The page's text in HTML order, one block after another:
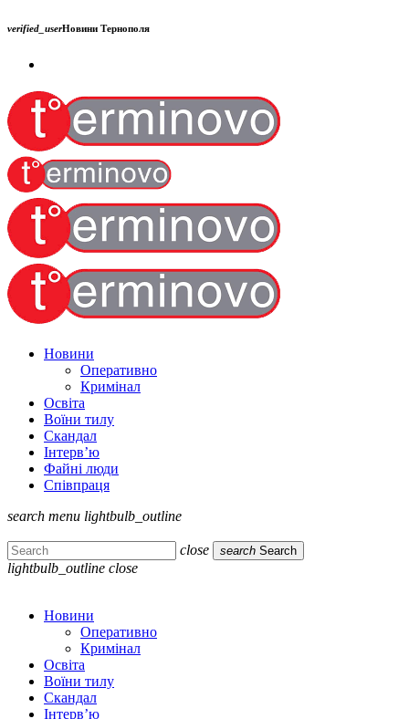
verified_userНовини Тернополя
Новини
Оперативно
Кримінал
Освіта
Воїни тилу
Скандал
Інтерв’ю
Файні люди
Співпраця
search menu lightbulb_outline
close search Search
lightbulb_outline close
Новини
Оперативно
Кримінал
Освіта
Воїни тилу
Скандал
Інтерв’ю